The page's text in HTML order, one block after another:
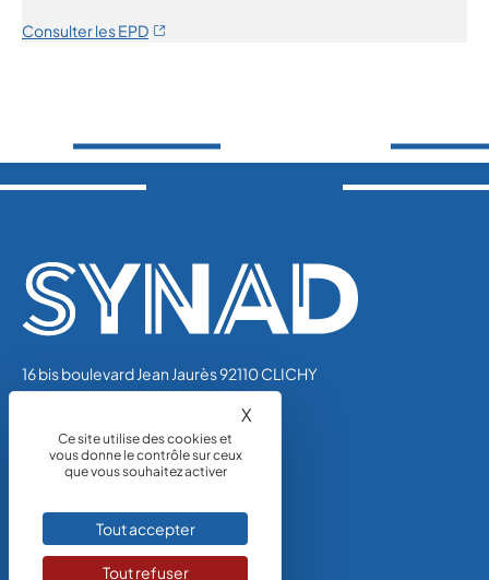
Consulter les EPD
16 bis boulevard Jean Jaurès 92110 CLICHY
synad@unicem.fr
NOUS CONTACTER
Ce site utilise des cookies et
vous donne le contrôle sur ceux
que vous souhaitez activer
Tout accepter
Tout refuser
X